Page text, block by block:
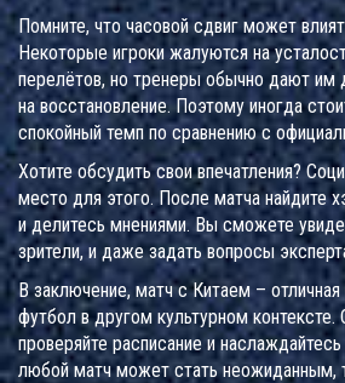
Помните, что часовой сдвиг может
Некоторые игроки жалуются на
перелётов, но тренеры обычно дают им
на восстановление. Поэтому иногда
спокойный темп по сравнению с
Хотите обсудить свои впечатления?
место для этого. После матча найдите
и делитесь мнениями. Вы сможете
зрители, и даже задать вопросы
В заключение, матч с Китаем –
футбол в другом культурном контексте.
проверяйте расписание и
любой матч может стать неожиданным,